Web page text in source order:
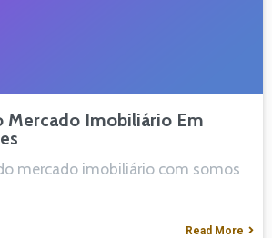
Mercado Imobiliário Em
mercado imobiliário com somos
Read More